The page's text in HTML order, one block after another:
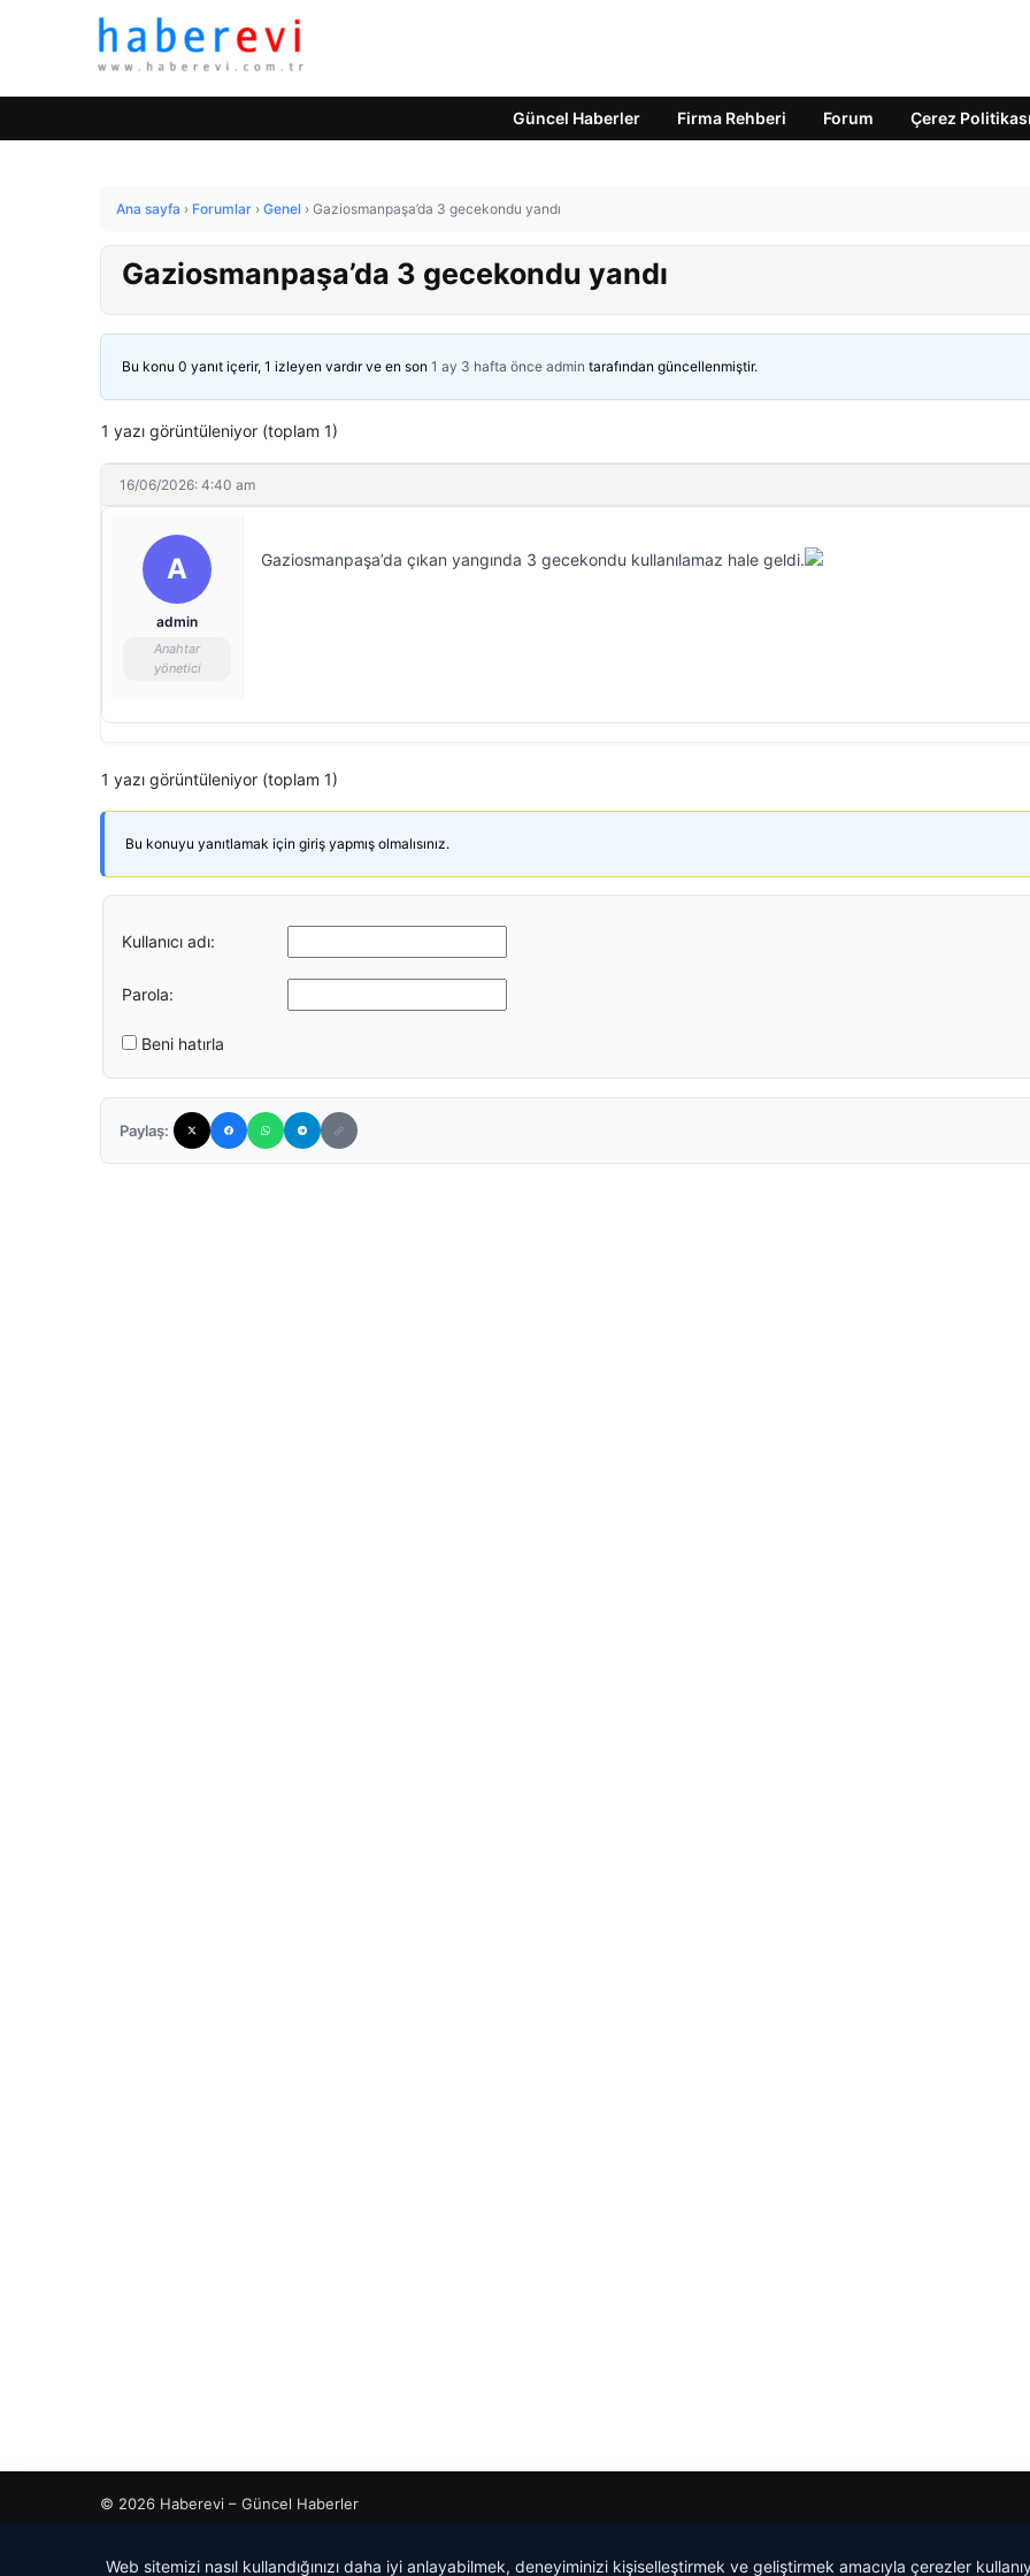
Güncel Haberler Firma Rehberi Forum Çerez Politikası
Ana sayfa › Forumlar › Genel › Gaziosmanpaşa’da 3 gecekondu yandı
Gaziosmanpaşa’da 3 gecekondu yandı
Bu konu 0 yanıt içerir, 1 izleyen vardır ve en son 1 ay 3 hafta önce admin tarafından güncellenmiştir.
1 yazı görüntüleniyor (toplam 1)
16/06/2026: 4:40 am
A
admin
Anahtar
yönetici
Gaziosmanpaşa’da çıkan yangında 3 gecekondu kullanılamaz hale geldi.
1 yazı görüntüleniyor (toplam 1)
Bu konuyu yanıtlamak için giriş yapmış olmalısınız.
Kullanıcı adı:
Parola:
Beni hatırla
Paylaş:
© 2026 Haberevi – Güncel Haberler
Web sitemizi nasıl kullandığınızı daha iyi anlayabilmek, deneyiminizi kişiselleştirmek ve geliştirmek amacıyla çerezler